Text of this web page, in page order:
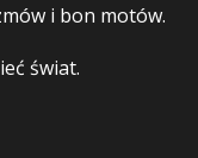
i bon motów.
świat.